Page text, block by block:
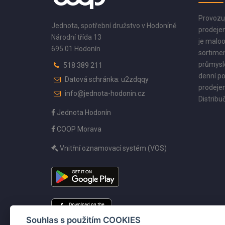
Jednota, spotřební družstvo v Hodoníně
Národní třída 13
695 01 Hodonín
518 389 211
Datová schránka: u2zdqqy
info@jednota-hodonin.cz
Jednota Hodonín
COOP Morava
Vnitřní oznamovací systém (VOS)
je
denní
Souhlas s použitím COOKIES